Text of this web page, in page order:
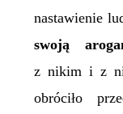
nastawienie
swoją
z nikim i z
obróciło